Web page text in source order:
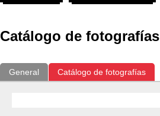
Catálogo de fotografías
General Catálogo de fotografías